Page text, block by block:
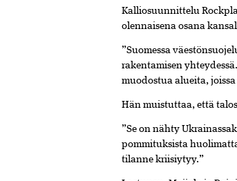
Kalliosuunnittelu
olennaisena osana
”Suomessa
rakentamisen
muodostua alueita, joissa
Hän muistuttaa, että
”Se on nähty
pommituksista
tilanne kriisiytyy.”